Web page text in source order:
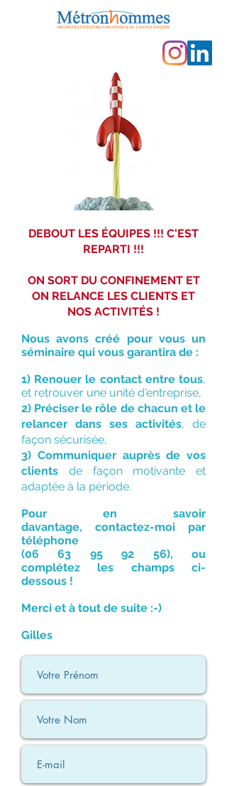
DEBOUT LES ÉQUIPES !!! C'EST
REPARTI !!!
ON SORT DU CONFINEMENT ET
ON RELANCE LES CLIENTS ET
NOS ACTIVITÉS !
Nous avons créé pour vous un
séminaire qui vous garantira de :
1) Renouer le contact entre tous,
et retrouver une unité d'entreprise,
2) Préciser le rôle de chacun et le
relancer dans ses activités, de
façon sécurisée,
3) Communiquer auprès de vos
clients de façon motivante et
adaptée à la période.
Pour en savoir
davantage, contactez-moi par
téléphone
(06 63 95 92 56), ou
complétez les champs ci-
dessous !
Merci et à tout de suite :-)
Gilles